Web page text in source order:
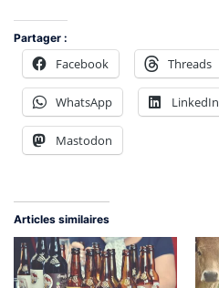
Partager :
Facebook Threads
WhatsApp LinkedIn
Mastodon
Articles similaires